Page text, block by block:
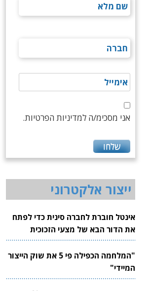
אני מסכימ/ה למדיניות הפרטיות.
ייצור אלקטרוני
אינטל חוברת לחברה סינית כדי לפתח
את הדור הבא של מצעי הזכוכית
לשבבים
"המלחמה הכפילה פי 5 את שוק הייצור
המיידי"